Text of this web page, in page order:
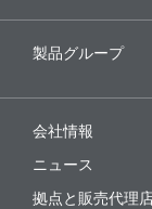
製品グループ
会社情報
ニュース
拠点と販売代理